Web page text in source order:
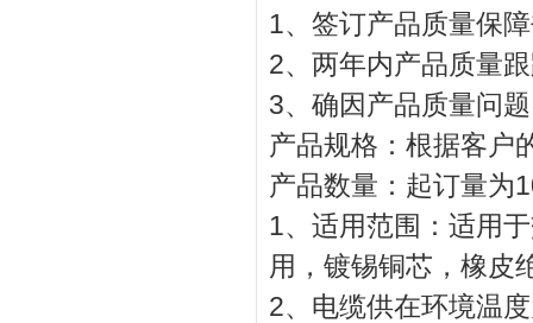
1、签订产品质量保
2、两年内产品质量
3、确因产品质量问
产品规格：根据客户
产品数量：起订量为
1、适用范围：适用
用，镀锡铜芯，橡皮
2、电缆供在环境温